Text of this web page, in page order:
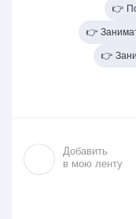
👉
👉
👉
Добавить
в мою ленту